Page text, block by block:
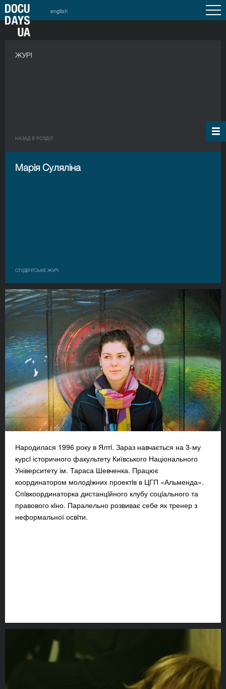
english
ЖУРІ
НАЗАД В РОЗДIЛ
Марія Суляліна
СТУДЕНТСЬКЕ ЖУРІ
Народилася 1996 року в Ялтi. Зараз навчається на 3-му
курсi історичного факультету Київського Національного
Університету ім. Тараса Шевченка. Працює
координатором молодiжних проектiв в ЦГП «Альменда».
Спiвкоординаторка дистанцiйного клубу соцiального та
правового кiно. Паралельно розвиває себе як тренер з
неформальної освiти.